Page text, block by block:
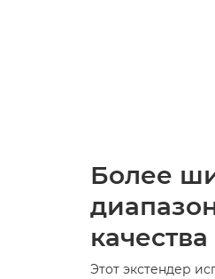
Более
качества
Этот экстендер